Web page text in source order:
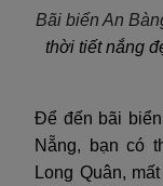
Bãi biển An
thời tiết nắng
Để đến bãi
Nẵng, bạn có
Long Quân,